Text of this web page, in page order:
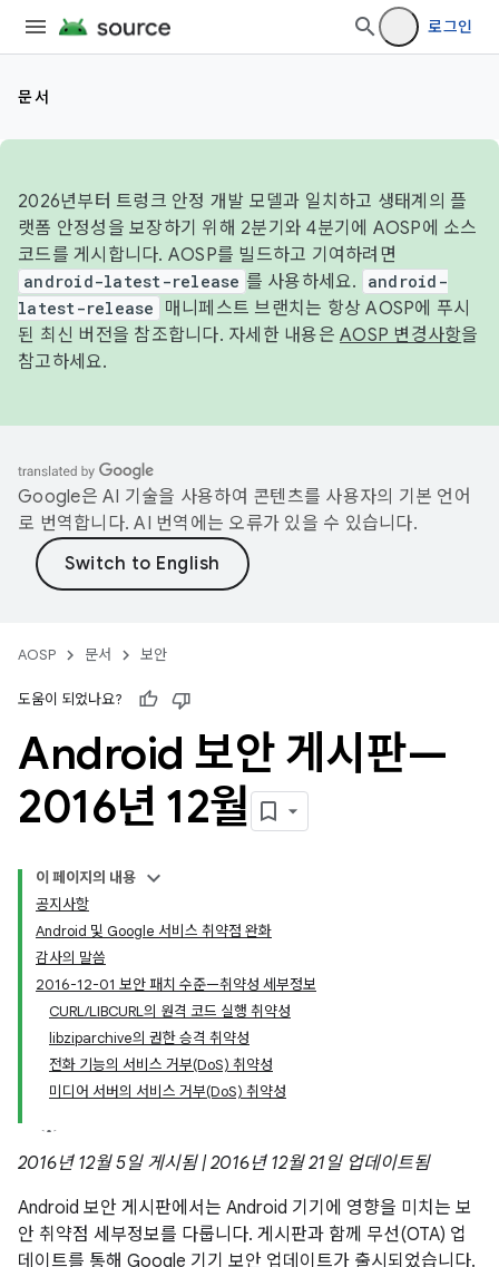
로그인
문서
2026년부터 트렁크 안정 개발 모델과 일치하고 생태계의 플
랫폼 안정성을 보장하기 위해 2분기와 4분기에 AOSP에 소스
코드를 게시합니다. AOSP를 빌드하고 기여하려면
android-latest-release 를 사용하세요.
android-
latest-release
매니페스트 브랜치는 항상 AOSP에 푸시
된 최신 버전을 참조합니다. 자세한 내용은 AOSP 변경사항을
참고하세요.
Google은 AI 기술을 사용하여 콘텐츠를 사용자의 기본 언어
로 번역합니다. AI 번역에는 오류가 있을 수 있습니다.
AOSP 문서 보안
도움이 되었나요?
Android 보안 게시판—
2016년 12월
이 페이지의 내용
공지사항
Android 및 Google 서비스 취약점 완화
감사의 말씀
2016-12-01 보안 패치 수준—취약성 세부정보
CURL/LIBCURL의 원격 코드 실행 취약성
libziparchive의 권한 승격 취약성
전화 기능의 서비스 거부(DoS) 취약성
미디어 서버의 서비스 거부(DoS) 취약성
2016년 12월 5일 게시됨 | 2016년 12월 21일 업데이트됨
Android 보안 게시판에서는 Android 기기에 영향을 미치는 보
안 취약점 세부정보를 다룹니다. 게시판과 함께 무선(OTA) 업
데이트를 통해 Google 기기 보안 업데이트가 출시되었습니다.